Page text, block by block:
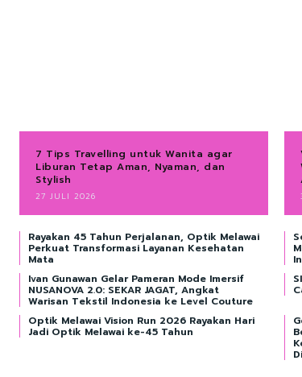
7 Tips Travelling untuk Wanita agar
Liburan Tetap Aman, Nyaman, dan
Stylish
27 JULI 2026
Rayakan 45 Tahun Perjalanan, Optik Melawai
Perkuat Transformasi Layanan Kesehatan
Mata
Ivan Gunawan Gelar Pameran Mode Imersif
NUSANOVA 2.0: SEKAR JAGAT, Angkat
Warisan Tekstil Indonesia ke Level Couture
Optik Melawai Vision Run 2026 Rayakan Hari
Jadi Optik Melawai ke-45 Tahun